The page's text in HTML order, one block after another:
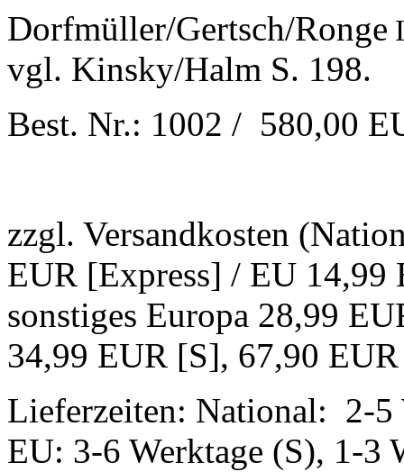
Dorfmüller/Gertsch/Ronge
vgl. Kinsky/Halm S. 198.
Best. Nr.: 1002 / 580,00
zzgl. Versandkosten
EUR [Express] / EU
sonstiges Europa 28,99
34,99 EUR [S], 67,90
Lieferzeiten: National: 2-5
EU: 3-6 Werktage (S), 1-3